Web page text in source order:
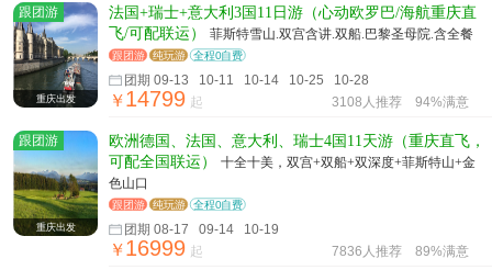
跟团游
重庆出发
法国+瑞士+意大利3国11日游（心动欧罗巴/海航重庆直
飞/可配联运）
菲斯特雪山.双宫含讲.双船.巴黎圣母院.含全餐
跟团游 纯玩游 全程0自费
团期 09-13 10-11 10-14 10-25 10-28
￥14799 起 3108人推荐 94%满意
跟团游
重庆出发
欧洲德国、法国、意大利、瑞士4国11天游（重庆直飞，
可配全国联运）
十全十美，双宫+双船+双深度+菲斯特山+金
色山口
跟团游 纯玩游 全程0自费
团期 08-17 09-14 10-19
￥16999 起 7836人推荐 89%满意